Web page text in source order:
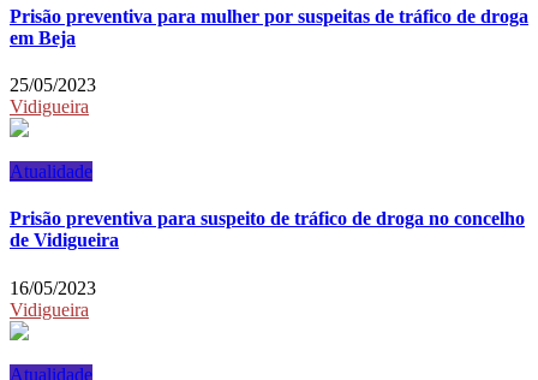
Prisão preventiva para mulher por suspeitas de tráfico de droga
em Beja
25/05/2023
Vidigueira
Atualidade
Prisão preventiva para suspeito de tráfico de droga no concelho
de Vidigueira
16/05/2023
Vidigueira
Atualidade